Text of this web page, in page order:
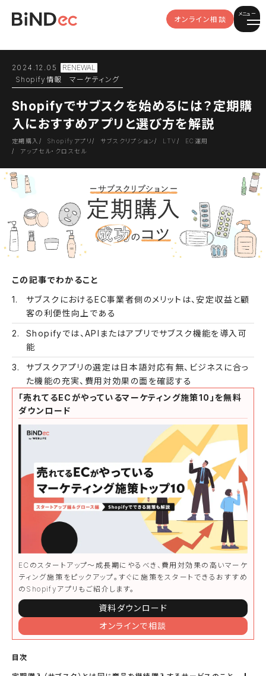
オンライン相談
メニュー
Shopify情報 マーケティング
2024.12.05
Shopifyでサブスクを始めるには？定期購
入におすすめアプリと選び方を解説
定期購入 Shopifyアプリ サブスクリプション LTV
EC運用
アップセル・クロスセル
この記事でわかること
サブスクにおけるEC事業者側のメリットは、安定収益と顧
客の利便性向上である
Shopifyでは、APIまたはアプリでサブスク機能を導入可
能
サブスクアプリの選定は日本語対応有無、ビジネスに合っ
た機能の充実、費用対効果の面を確認する
「売れてるECがやっているマーケティング施策10」を無料
ダウンロード
ECのスタートアップ〜成長期にやるべき、費用対効果の高いマーケ
ティング施策をピックアップ。すぐに施策をスタートできるおすすめ
のShopifyアプリもご紹介します。
資料ダウンロード
オンラインで相談
目次